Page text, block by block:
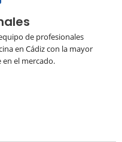
de profesionales
en Cádiz con la mayor
el mercado.